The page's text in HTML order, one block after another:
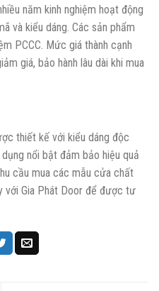
năm kinh nghiệm hoạt động
và kiểu dáng. Các sản phẩm
PCCC. Mức giá thành cạnh
giá, bảo hành lâu dài khi mua
thiết kế với kiểu dáng độc
nổi bật đảm bảo hiệu quả
cầu mua các mẫu cửa chất
với Gia Phát Door để được tư